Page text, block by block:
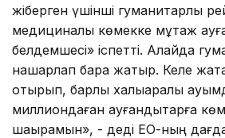
жіберген үшінші гуманитарлық
медициналық көмекке мұқтаж
белдемшесі» іспетті. Алайда
нашарлап бара жатыр. Келе
отырып, барлық халықаралық
миллиондаған ауғандықтарға
шақырамын», - деді ЕО-ның